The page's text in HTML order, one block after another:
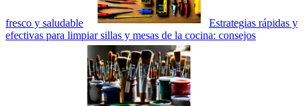
fresco y saludable
Estrategias rápidas y
efectivas para limpiar sillas y mesas de la cocina: consejos